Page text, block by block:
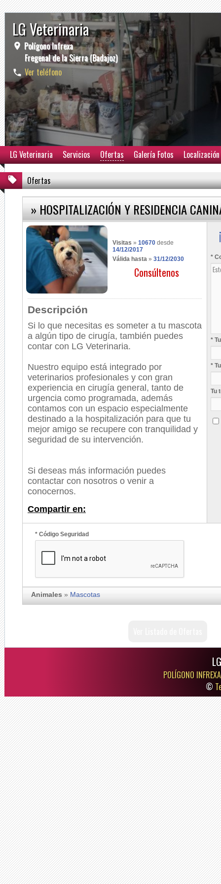
LG Veterinaria
Polígono Infrexa
Fregenal de la Sierra (Badajoz)
Ver teléfono
LG Veterinaria Servicios Ofertas Galería Fotos Localización
Ofertas
» HOSPITALIZACIÓN Y RESIDENCIA
Visitas » 10670 desde
14/12/2017
Válida hasta » 31/12/2030
Consúltenos
Descripción
Si lo que necesitas es someter a tu mascota
a algún tipo de cirugía, también puedes
contar con LG Veterinaria.
Nuestro equipo está integrado por
veterinarios profesionales y con gran
experiencia en cirugía general, tanto de
urgencia como programada, además
contamos con un espacio especialmente
destinado a la hospitalización para que tu
mejor amigo se recupere con tranquilidad y
seguridad de su intervención.
Si deseas más información puedes
contactar con nosotros o venir a
conocernos.
Compartir en:
*
*
*
Tu
* Código Seguridad
Animales » Mascotas
POLÍGONO
©